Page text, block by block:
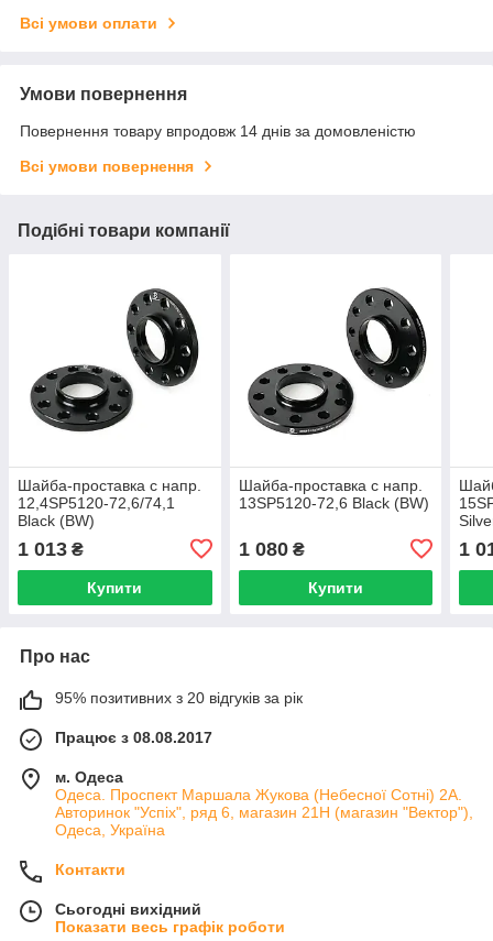
Всі умови оплати
Умови повернення
Повернення товару впродовж 14 днів за домовленістю
Всі умови повернення
Подібні товари компанії
Шайба-проставка с напр.
12,4SP5120-72,6/74,1
Black (BW)
1 013 ₴
Купити
Шайба-проставка с напр.
13SP5120-72,6 Black (BW)
1 080₴
Купити
1
Про нас
95% позитивних з 20 відгуків за рік
Працює з 08.08.2017
м. Одеса
Одеса. Проспект Маршала Жукова (Небесної Сотні) 2А.
Авторинок "Успіх", ряд 6, магазин 21Н (магазин "Вектор"),
Одеса, Україна
Контакти
Сьогодні вихідний
Показати весь графік роботи